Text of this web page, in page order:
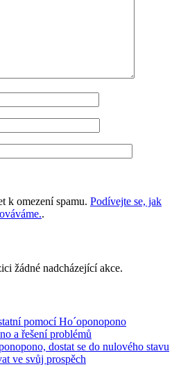
k omezení spamu. Podívejte se, jak
.
žádné nadcházející akce.
pomocí Ho´oponopono
a řešení problémů
dostat se do nulového stavu
ve svůj prospěch